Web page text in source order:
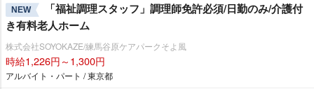
NEW
「福祉調理スタッフ」調理師免許必須/日勤のみ/介護付
き有料老人ホーム
株式会社SOYOKAZE/練馬谷原ケアパークそよ風
時給1,226円～1,300円
アルバイト・パート / 東京都